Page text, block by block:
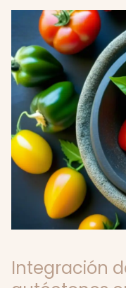
Integración